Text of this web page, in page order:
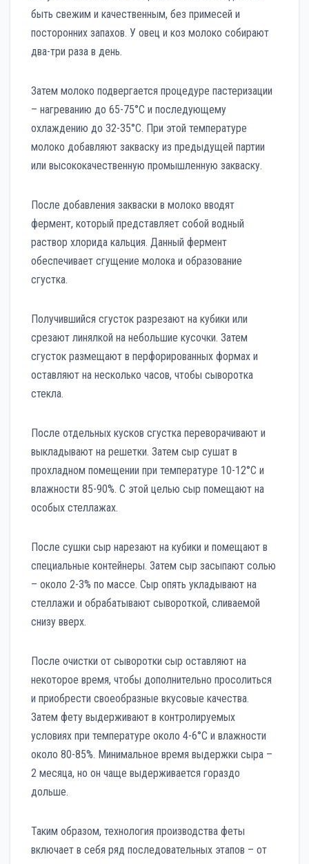
быть свежим и качественным, без примесей и
посторонних запахов. У овец и коз молоко собирают
два-три раза в день.
Затем молоко подвергается процедуре пастеризации
– нагреванию до 65-75°C и последующему
охлаждению до 32-35°C. При этой температуре
молоко добавляют закваску из предыдущей партии
или высококачественную промышленную закваску.
После добавления закваски в молоко вводят
фермент, который представляет собой водный
раствор хлорида кальция. Данный фермент
обеспечивает сгущение молока и образование
сгустка.
Получившийся сгусток разрезают на кубики или
срезают линялкой на небольшие кусочки. Затем
сгусток размещают в перфорированных формах и
оставляют на несколько часов, чтобы сыворотка
стекла.
После отдельных кусков сгустка переворачивают и
выкладывают на решетки. Затем сыр сушат в
прохладном помещении при температуре 10-12°C и
влажности 85-90%. С этой целью сыр помещают на
особых стеллажах.
После сушки сыр нарезают на кубики и помещают в
специальные контейнеры. Затем сыр засыпают солью
– около 2-3% по массе. Сыр опять укладывают на
стеллажи и обрабатывают сывороткой, сливаемой
снизу вверх.
После очистки от сыворотки сыр оставляют на
некоторое время, чтобы дополнительно просолиться
и приобрести своеобразные вкусовые качества.
Затем фету выдерживают в контролируемых
условиях при температуре около 4-6°C и влажности
около 80-85%. Минимальное время выдержки сыра –
2 месяца, но он чаще выдерживается гораздо
дольше.
Таким образом, технология производства феты
включает в себя ряд последовательных этапов – от